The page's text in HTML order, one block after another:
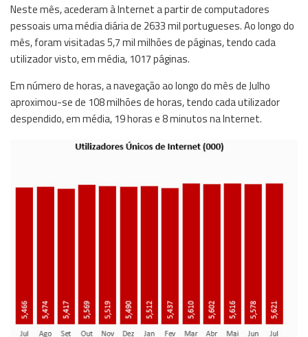
Neste mês, acederam à Internet a partir de computadores
pessoais uma média diária de 2633 mil portugueses. Ao longo do
mês, foram visitadas 5,7 mil milhões de páginas, tendo cada
utilizador visto, em média, 1017 páginas.
Em número de horas, a navegação ao longo do mês de Julho
aproximou-se de 108 milhões de horas, tendo cada utilizador
despendido, em média, 19 horas e 8 minutos na Internet.